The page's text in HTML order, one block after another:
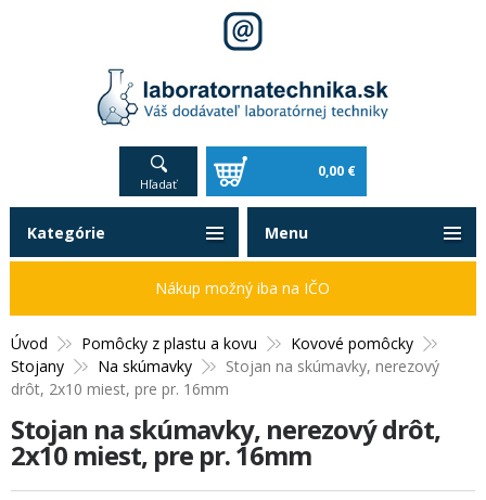
Hľadať
0,00 €
Úvod Pomôcky z plastu a kovu
Kovové pomôcky
Stojany
Na skúmavky
Stojan na skúmavky, nerezový
drôt, 2x10 miest, pre pr. 16mm
Stojan na skúmavky, nerezový drôt,
2x10 miest, pre pr. 16mm
Kategórie
Nákup možný iba na IČO
Menu